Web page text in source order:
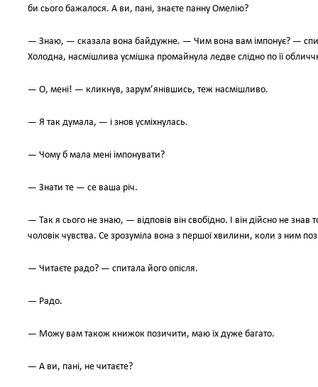
би сього бажалося. А ви, пані, знаєте панну Омелію?
— Знаю, — сказала вона байдужне. — Чим вона вам імпонує? —
Холодна, насмішлива усмішка промайнула ледве слідно по її
— О, мені! — кликнув, зарум’янівшись, теж насмішливо.
— Я так думала, — і знов усміхнулась.
— Чому б мала мені імпонувати?
— Знати те — се ваша річ.
— Так я сього не знаю, — відповів він свобідно. І він дійсно не знав
чоловік чувства. Се зрозуміла вона з першої хвилини, коли з ним
— Читаєте радо? — спитала його опісля.
— Радо.
— Можу вам також книжок позичити, маю їх дуже багато.
— А ви, пані, не читаєте?